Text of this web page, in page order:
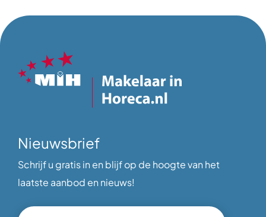
Nieuwsbrief
Schrijf u gratis in en blijf op de hoogte van het
laatste aanbod en nieuws!